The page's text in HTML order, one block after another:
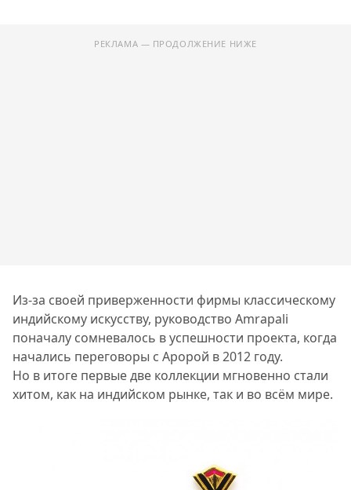
РЕКЛАМА — ПРОДОЛЖЕНИЕ НИЖЕ
Из-за своей приверженности фирмы классическому
индийскому искусству, руководство Amrapali
поначалу сомневалось в успешности проекта, когда
начались переговоры с Аророй в 2012 году.
Но в итоге первые две коллекции мгновенно стали
хитом, как на индийском рынке, так и во всём мире.